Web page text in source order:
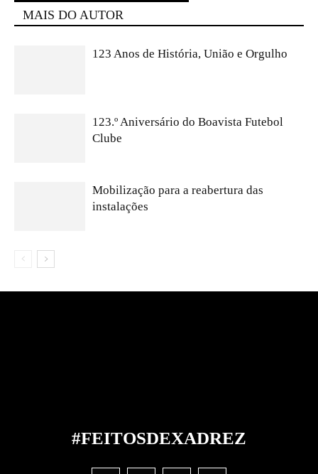
MAIS DO AUTOR
123 Anos de História, União e Orgulho
123.º Aniversário do Boavista Futebol
Clube
Mobilização para a reabertura das
instalações
#FEITOSDEXADREZ